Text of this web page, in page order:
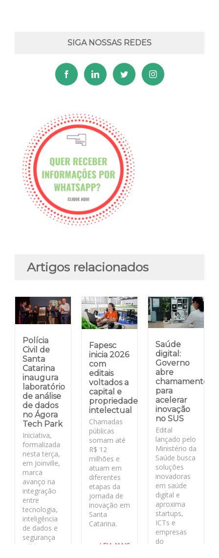
SIGA NOSSAS REDES
Artigos relacionados
Polícia
Civil de
Santa
Catarina
inaugura
laboratório
de análise
de dados
no Ágora
Tech Park
Iniciativa,
formalizada
nesta terça,
em Joinville,
marca
avanço na
integração
entre
tecnologia,
inteligência
de dados e
segurança
pública no
Fapesc
inicia 2026
com
editais
voltados a
capital e
propriedade
intelectual
Chamadas
públicas
somam até
R$ 12
milhões e
atuam em
diferentes
etapas da
jornada de
inovação em
Santa
Catarina.
LEIA MAIS
Saúde
digital:
Governo
abre
chamamento
para
acelerar
inovação
no SUS
Edital
lançado pelo
Ministério da
Saúde busca
soluções
inovadoras
em saúde
digital e
aproxima
startups,
ICTs e
empresas
do